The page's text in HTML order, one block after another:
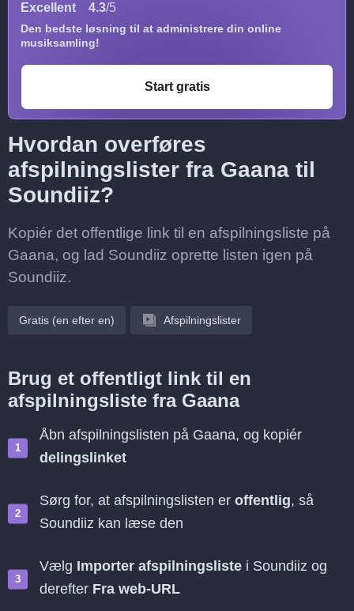
Excellent 4.3/5
Den bedste løsning til at administrere din online
musiksamling!
Start gratis
Hvordan overføres
afspilningslister fra Gaana til
Soundiiz?
Kopiér det offentlige link til en afspilningsliste på
Gaana, og lad Soundiiz oprette listen igen på
Soundiiz.
Gratis (en efter en) Afspilningslister
Brug et offentligt link til en
afspilningsliste fra Gaana
Åbn afspilningslisten på Gaana, og kopiér
delingslinket
Sørg for, at afspilningslisten er offentlig, så
Soundiiz kan læse den
Vælg Importer afspilningsliste i Soundiiz og
derefter Fra web-URL